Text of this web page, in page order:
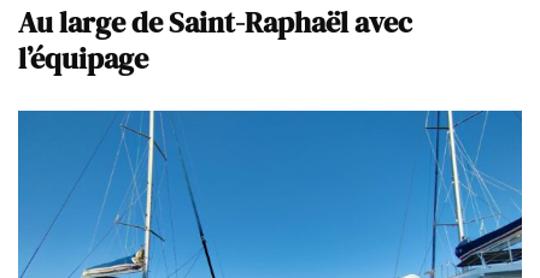
Au large de Saint-Raphaël avec
l’équipage